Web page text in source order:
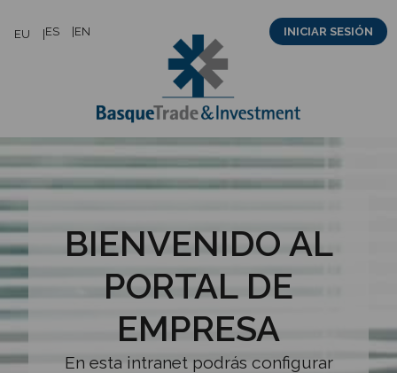
EU ES EN INICIAR SESIÓN
BIENVENIDO AL
PORTAL DE
EMPRESA
En esta intranet podrás configurar